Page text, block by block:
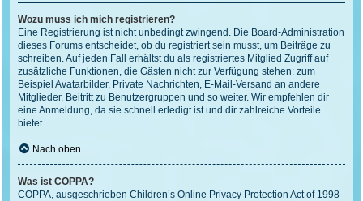
Wozu muss ich mich registrieren?
Eine Registrierung ist nicht unbedingt zwingend. Die Board-Administration
dieses Forums entscheidet, ob du registriert sein musst, um Beiträge zu
schreiben. Auf jeden Fall erhältst du als registriertes Mitglied Zugriff auf
zusätzliche Funktionen, die Gästen nicht zur Verfügung stehen: zum
Beispiel Avatarbilder, Private Nachrichten, E-Mail-Versand an andere
Mitglieder, Beitritt zu Benutzergruppen und so weiter. Wir empfehlen dir
eine Anmeldung, da sie schnell erledigt ist und dir zahlreiche Vorteile
bietet.
Nach oben
Was ist COPPA?
COPPA, ausgeschrieben Children’s Online Privacy Protection Act of 1998